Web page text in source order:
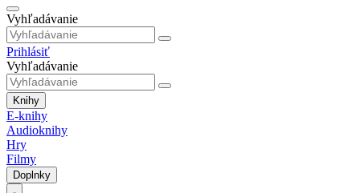
Vyhľadávanie
Prihlásiť
Vyhľadávanie
Knihy
E-knihy
Audioknihy
Hry
Filmy
Doplnky